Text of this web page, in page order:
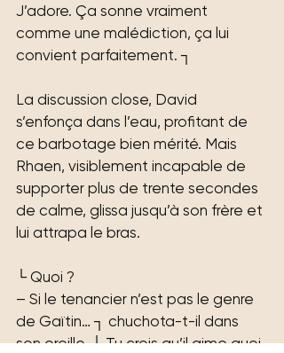
J’adore. Ça sonne vraiment
comme une malédiction, ça lui
convient parfaitement. ┐
La discussion close, David
s’enfonça dans l’eau, profitant de
ce barbotage bien mérité. Mais
Rhaen, visiblement incapable de
supporter plus de trente secondes
de calme, glissa jusqu’à son frère et
lui attrapa le bras.
└ Quoi ?
– Si le tenancier n’est pas le genre
de Gaïtin… ┐ chuchota-t-il dans
son oreille. └ Tu crois qu’il aime quoi